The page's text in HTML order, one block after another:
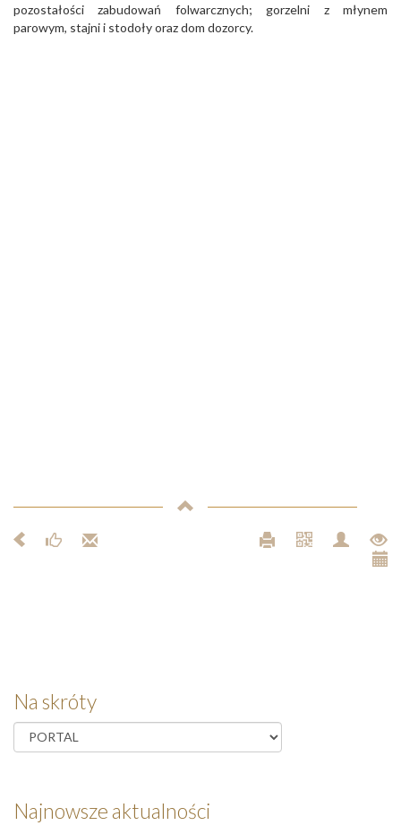
pozostałości zabudowań folwarcznych; gorzelni z młynem
parowym, stajni i stodoły oraz dom dozorcy.
Na skróty
Najnowsze aktualności